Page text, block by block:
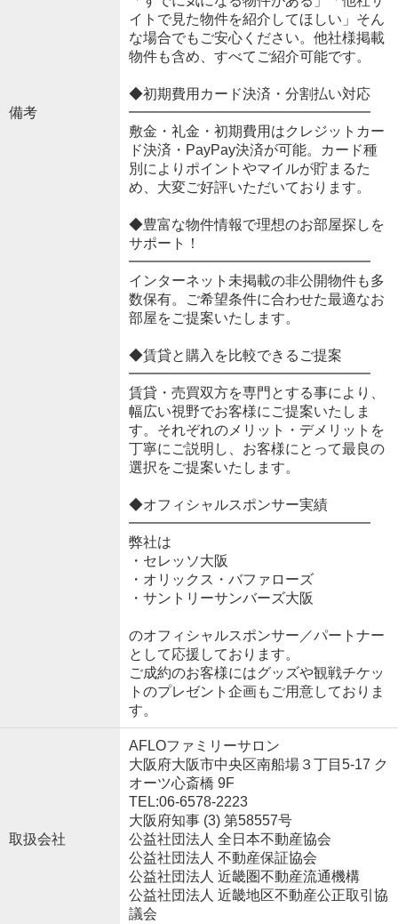
備考
イトで見た物件を紹介してほしい」そん
な場合でもご安心ください。他社様掲載
物件も含め、すべてご紹介可能です。
◆初期費用カード決済・分割払い対応
━━━━━━━━━━━━━━━━━
敷金・礼金・初期費用はクレジットカー
ド決済・PayPay決済が可能。カード種
別によりポイントやマイルが貯まるた
め、大変ご好評いただいております。
◆豊富な物件情報で理想のお部屋探しを
サポート！
━━━━━━━━━━━━━━━━━
インターネット未掲載の非公開物件も多
数保有。ご希望条件に合わせた最適なお
部屋をご提案いたします。
◆賃貸と購入を比較できるご提案
━━━━━━━━━━━━━━━━━
賃貸・売買双方を専門とする事により、
幅広い視野でお客様にご提案いたしま
す。それぞれのメリット・デメリットを
丁寧にご説明し、お客様にとって最良の
選択をご提案いたします。
◆オフィシャルスポンサー実績
━━━━━━━━━━━━━━━━━
弊社は
・セレッソ大阪
・オリックス・バファローズ
・サントリーサンバーズ大阪
のオフィシャルスポンサー／パートナー
として応援しております。
ご成約のお客様にはグッズや観戦チケッ
トのプレゼント企画もご用意しておりま
す。
取扱会社
AFLOファミリーサロン
大阪府大阪市中央区南船場３丁目5-17 ク
オーツ心斎橋 9F
TEL:06-6578-2223
大阪府知事 (3) 第58557号
公益社団法人 全日本不動産協会
公益社団法人 不動産保証協会
公益社団法人 近畿圏不動産流通機構
公益社団法人 近畿地区不動産公正取引協
議会